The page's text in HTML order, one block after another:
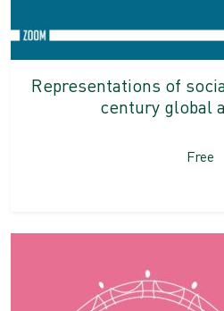
Representations of
century global
Free